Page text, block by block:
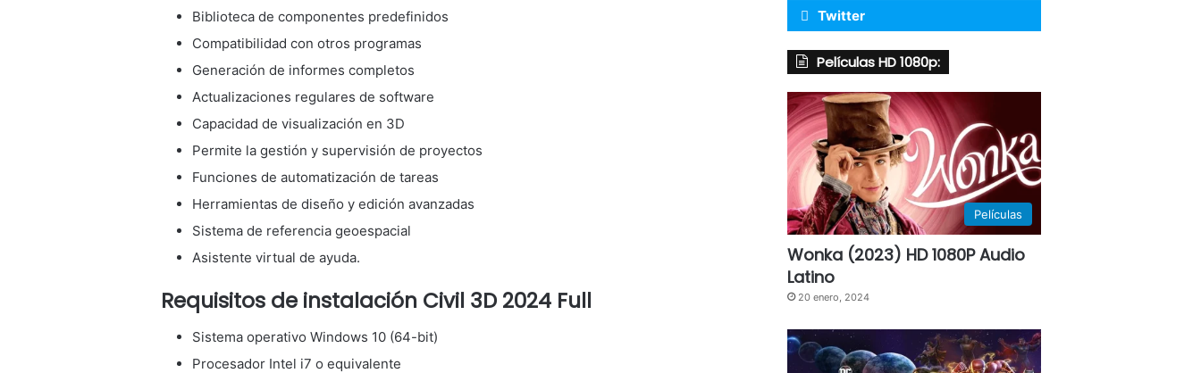
Biblioteca de componentes predefinidos
Compatibilidad con otros programas
Generación de informes completos
Actualizaciones regulares de software
Capacidad de visualización en 3D
Permite la gestión y supervisión de proyectos
Funciones de automatización de tareas
Herramientas de diseño y edición avanzadas
Sistema de referencia geoespacial
Asistente virtual de ayuda.
Requisitos de instalación Civil 3D 2024 Full
Sistema operativo Windows 10 (64-bit)
Procesador Intel i7 o equivalente
Twitter
Películas HD 1080p:
Películas
Wonka (2023) HD 1080P Audio
Latino
20 enero, 2024